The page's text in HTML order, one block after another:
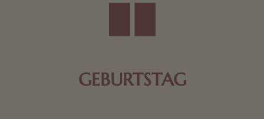
GEBURTSTAG